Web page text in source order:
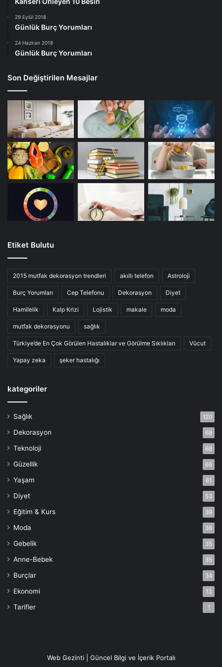
Evde Kalorifer Peteği Temizliği
29 Eylül 2018
Günlük Burç Yorumları
24 Haziran 2018
Günlük Burç Yorumları
Son Değiştirilen Mesajlar
Etiket Bulutu
2015 mutfak dekorasyon trendleri akıllı telefon Astroloji
Burç Yorumları Cep Telefonu Dekorasyon Diyet
Hamilelik Kalp Krizi Lojistik makale moda
mutfak dekorasyonu sağlık
Türkiye’de En Çok Görülen Hastalıklar ve Görülme Sıklıkları Vücut
Yapay zeka şeker hastalığı
kategoriler
Sağlık 120
Dekorasyon 68
Teknoloji 68
Güzellik 66
Yaşam 61
Diyet 53
Eğitim & Kurs 39
Moda 36
Gebelik 35
Anne-Bebek 35
Burçlar 34
Ekonomi 13
Tarifler 1
Web Gezinti | Güncel Bilgi ve İçerik Portalı